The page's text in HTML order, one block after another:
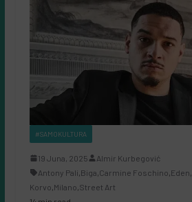
#SAMOKULTURA
19 Juna, 2025
Almir Kurbegović
Antony Pali Biga Carmine Foschino Eden
Korvo Milano Street Art